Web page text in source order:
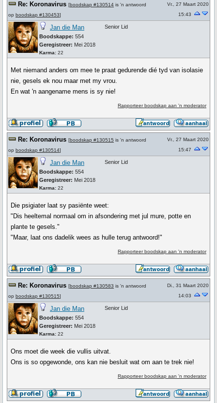
Re: Koronavirus [boodskap #130514 is 'n antwoord
op boodskap #130453]
Vr., 27 Maart 2020
15:43
Jan die Man
Boodskappe: 554
Geregistreer: Mei 2018
Karma: 22
Senior Lid
Met niemand anders om mee te praat gedurende dié tyd van isolasie
nie, gesels ek nou maar met my vrou.
En wat 'n aangename mens is sy nie!
Rapporteer boodskap aan 'n moderator
Re: Koronavirus [boodskap #130515 is 'n antwoord
op boodskap #130514]
Vr., 27 Maart 2020
15:47
Jan die Man
Boodskappe: 554
Geregistreer: Mei 2018
Karma: 22
Senior Lid
Die psigiater laat sy pasiënte weet:
"Dis heeltemal normaal om in afsondering met jul mure, potte en
plante te gesels."
"Maar, laat ons dadelik wees as hulle terug antwoord!"
Rapporteer boodskap aan 'n moderator
Re: Koronavirus [boodskap #130583 is 'n antwoord
op boodskap #130515]
Di., 31 Maart 2020
14:03
Jan die Man
Boodskappe: 554
Geregistreer: Mei 2018
Karma: 22
Senior Lid
Ons moet die week die vullis uitvat.
Ons is so opgewonde, ons kan nie besluit wat om aan te trek nie!
Rapporteer boodskap aan 'n moderator